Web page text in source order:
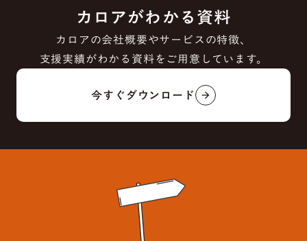
カロアがわかる資料
カロアの会社概要やサービスの特徴、
支援実績がわかる資料をご用意しています。
今すぐダウンロード
arrow_forward